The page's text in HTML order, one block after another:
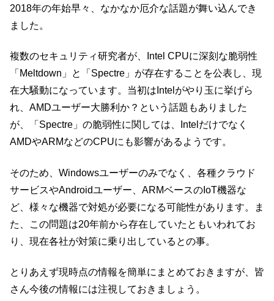
2018年の年始早々、なかなか厄介な話題が舞い込んでき
ました。
複数のセキュリティ研究者が、Intel CPUに深刻な脆弱性
「Meltdown」と「Spectre」が存在することを公表し、現
在大騒動になっています。当初はIntelがやり玉に挙げら
れ、AMDユーザー大勝利か？という話題もありました
が、「Spectre」の脆弱性に関しては、Intelだけでなく
AMDやARMなどのCPUにも影響があるようです。
そのため、Windowsユーザーのみでなく、各種クラウド
サービスやAndroidユーザー、ARMベースのIoT機器な
ど、様々な機器で対処が必要になる可能性があります。ま
た、この問題は20年前から存在していたともいわれてお
り、現在各社が対策に乗り出しているとの事。
とりあえず現時点の情報を簡単にまとめておきますが、皆
さん今後の情報には注視しておきましょう。